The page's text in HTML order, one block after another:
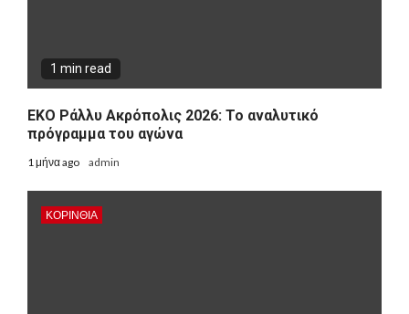
1 min read
ΕΚΟ Ράλλυ Ακρόπολις 2026: Το αναλυτικό
πρόγραμμα του αγώνα
1 μήνα ago admin
ΚΟΡΙΝΘΊΑ